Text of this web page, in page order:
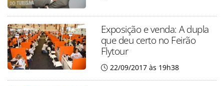
Exposição e venda: A dupla
que deu certo no Feirão
Flytour
22/09/2017 às 19h38